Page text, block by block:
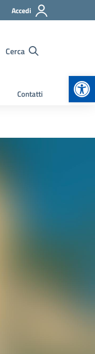
Accedi
Cerca
Contatti